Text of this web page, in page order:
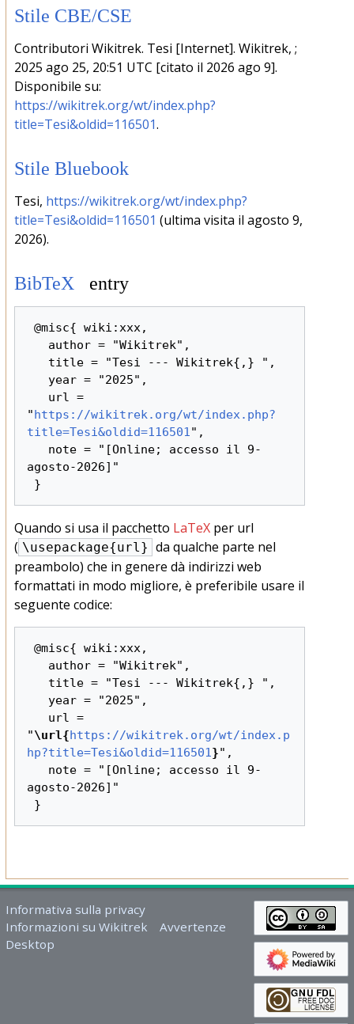
Stile CBE/CSE
Contributori Wikitrek. Tesi [Internet]. Wikitrek, ;
2025 ago 25, 20:51 UTC [citato il 2026 ago 9].
Disponibile su:
https://wikitrek.org/wt/index.php?
title=Tesi&oldid=116501.
Stile Bluebook
Tesi, https://wikitrek.org/wt/index.php?
title=Tesi&oldid=116501 (ultima visita il agosto 9,
2026).
BibTeX entry
@misc{ wiki:xxx,
"https://wikitrek.org/wt/index.php?
title=Tesi&oldid=116501",
agosto-2026]"
Quando si usa il pacchetto LaTeXper url
( \usepackage{url} da qualche parte nel
preambolo) che in genere dà indirizzi web
formattati in modo migliore, è preferibile usare il
seguente codice:
@misc{ wiki:xxx,
"\url{https://wikitrek.org/wt/index.p
hp?title=Tesi&oldid=116501}",
agosto-2026]"
Informativa sulla privacy
Informazioni su Wikitrek
Avvertenze
Desktop